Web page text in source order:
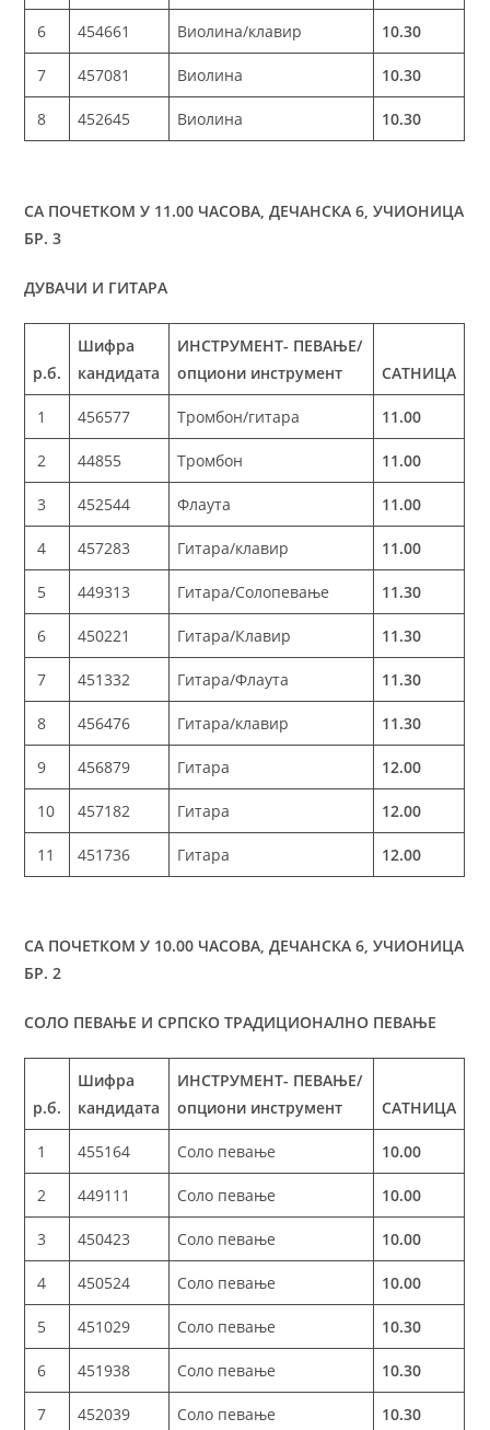
6 454661 Виолина/клавир 10.30
7 457081 Виолина 10.30
8 452645 Виолина 10.30
СА ПОЧЕТКОМ У 11.00 ЧАСОВА, ДЕЧАНСКА 6, УЧИОНИЦА
БР. 3
ДУВАЧИ И ГИТАРА
р.б.
Шифра
кандидата
ИНСТРУМЕНТ- ПЕВАЊЕ/
опциони инструмент
САТНИЦА
1 456577 Тромбон/гитара 11.00
2 44855 Тромбон 11.00
3 452544 Флаута 11.00
4 457283 Гитара/клавир 11.00
5 449313 Гитара/Солопевање 11.30
6 450221 Гитара/Клавир 11.30
7 451332 Гитара/Флаута 11.30
8 456476 Гитара/клавир 11.30
9 456879 Гитара 12.00
10 457182 Гитара 12.00
11 451736 Гитара 12.00
СА ПОЧЕТКОМ У 10.00 ЧАСОВА, ДЕЧАНСКА 6, УЧИОНИЦА
БР. 2
СОЛО ПЕВАЊЕ И СРПСКО ТРАДИЦИОНАЛНО ПЕВАЊЕ
р.б.
Шифра
кандидата
ИНСТРУМЕНТ- ПЕВАЊЕ/
опциони инструмент
САТНИЦА
1 455164 Соло певање 10.00
2 449111 Соло певање 10.00
3 450423 Соло певање 10.00
4 450524 Соло певање 10.00
5 451029 Соло певање 10.30
6 451938 Соло певање 10.30
7 452039 Соло певање 10.30